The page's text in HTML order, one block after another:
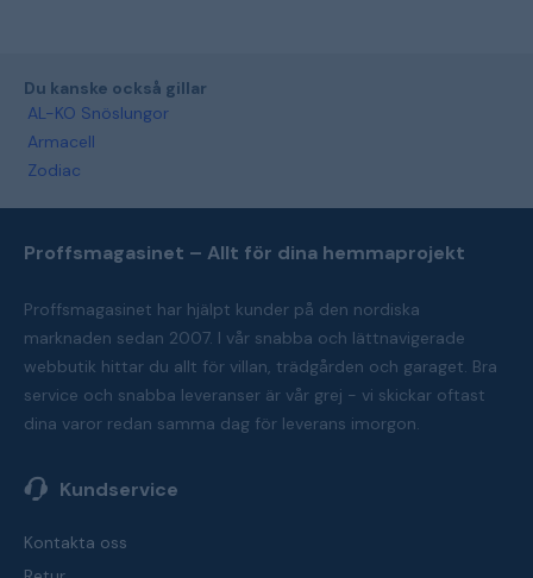
Du kanske också gillar
AL-KO Snöslungor
Armacell
Zodiac
Proffsmagasinet – Allt för dina hemmaprojekt
Proffsmagasinet har hjälpt kunder på den nordiska
marknaden sedan 2007. I vår snabba och lättnavigerade
webbutik hittar du allt för villan, trädgården och garaget. Bra
service och snabba leveranser är vår grej - vi skickar oftast
dina varor redan samma dag för leverans imorgon.
Kundservice
Kontakta oss